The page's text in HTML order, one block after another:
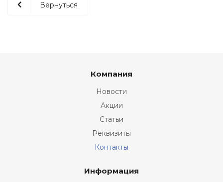
Вернуться
Компания
Новости
Акции
Статьи
Реквизиты
Контакты
Информация